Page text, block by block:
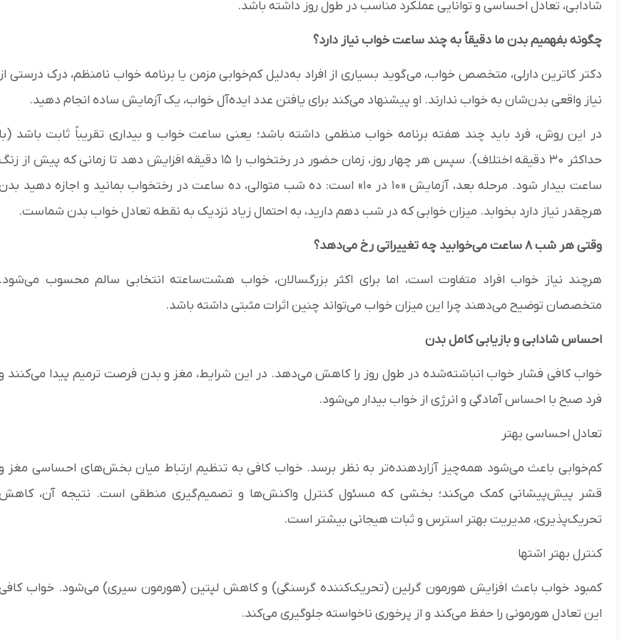
شادابی، تعادل احساسی و توانایی عملکرد مناسب در طول روز داشته باشد.
چگونه بفهمیم بدن ما دقیقاً به چند ساعت خواب نیاز دارد؟
دکتر کاترین دارلی، متخصص خواب، می‌گوید بسیاری از افراد به‌دلیل کم‌خوابی مزمن یا برنامه خواب نامنظم، درک درستی از
نیاز واقعی بدن‌شان به خواب ندارند. او پیشنهاد می‌کند برای یافتن عدد ایده‌آل خواب، یک آزمایش ساده انجام دهید.
در این روش، فرد باید چند هفته برنامه خواب منظمی داشته باشد؛ یعنی ساعت خواب و بیداری تقریباً ثابت باشد (با
حداکثر ۳۰ دقیقه اختلاف). سپس هر چهار روز، زمان حضور در رختخواب را ۱۵ دقیقه افزایش دهد تا زمانی که پیش از
ساعت بیدار شود. مرحله بعد، آزمایش «۱۰ در ۱۰» است: ده شب متوالی، ده ساعت در رختخواب بمانید و اجازه دهید
هرچقدر نیاز دارد بخوابد. میزان خوابی که در شب دهم دارید، به احتمال زیاد نزدیک به نقطه تعادل خواب بدن شماست.
وقتی هر شب ۸ ساعت می‌خوابید چه تغییراتی رخ می‌دهد؟
هرچند نیاز خواب افراد متفاوت است، اما برای اکثر بزرگسالان، خواب هشت‌ساعته انتخابی سالم محسوب می‌شود.
متخصصان توضیح می‌دهند چرا این میزان خواب می‌تواند چنین اثرات مثبتی داشته باشد.
احساس شادابی و بازیابی کامل بدن
خواب کافی فشار خواب انباشته‌شده در طول روز را کاهش می‌دهد. در این شرایط، مغز و بدن فرصت ترمیم پیدا می‌کنند
فرد صبح با احساس آمادگی و انرژی از خواب بیدار می‌شود.
تعادل احساسی بهتر
کم‌خوابی باعث می‌شود همه‌چیز آزاردهنده‌تر به نظر برسد. خواب کافی به تنظیم ارتباط میان بخش‌های احساسی مغز
قشر پیش‌پیشانی کمک می‌کند؛ بخشی که مسئول کنترل واکنش‌ها و تصمیم‌گیری منطقی است. نتیجه آن،
تحریک‌پذیری، مدیریت بهتر استرس و ثبات هیجانی بیشتر است.
کنترل بهتر اشتها
کمبود خواب باعث افزایش هورمون گرلین (تحریک‌کننده گرسنگی) و کاهش لپتین (هورمون سیری) می‌شود. خواب
این تعادل هورمونی را حفظ می‌کند و از پرخوری ناخواسته جلوگیری می‌کند.